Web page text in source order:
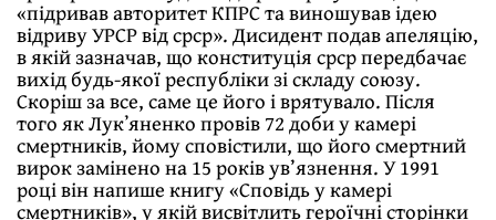
«підривав авторитет КПРС та виношував ідею
відриву УРСР від срср». Дисидент подав апеляцію,
в якій зазначав, що конституція срср передбачає
вихід будь-якої республіки зі складу союзу.
Скоріш за все, саме це його і врятувало. Після
того як Лукʼяненко провів 72 доби у камері
смертників, йому сповістили, що його смертний
вирок замінено на 15 років ув’язнення. У 1991
році він напише книгу «Сповідь у камері
смертників», у якій висвітлить героїчні сторінки